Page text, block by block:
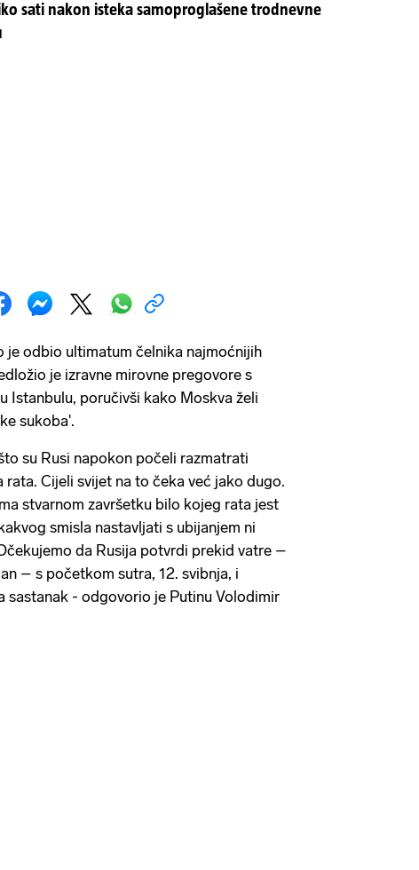
sati nakon isteka samoproglašene trodnevne
je odbio ultimatum čelnika najmoćnijih
je izravne mirovne pregovore s
Istanbulu, poručivši kako Moskva želi
sukoba'.
su Rusi napokon počeli razmatrati
Cijeli svijet na to čeka već jako dugo.
stvarnom završetku bilo kojeg rata jest
smisla nastavljati s ubijanjem ni
da Rusija potvrdi prekid vatre –
– s početkom sutra, 12. svibnja, i
sastanak - odgovorio je Putinu Volodimir